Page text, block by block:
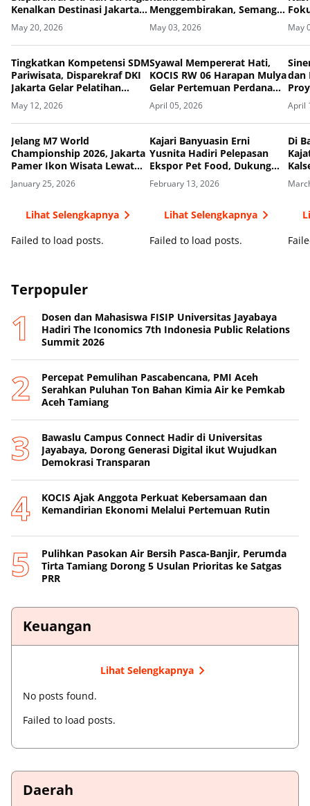
Kenalkan Destinasi Jakarta
melalui Familiarization Trip
PCO Malaysia, Singapura dan
Hongkong
May 20, 2026
Tingkatkan Kompetensi SDM
Pariwisata, Disparekraf DKI
Jakarta Gelar Pelatihan
Pramuwisata Madya 2026
May 12, 2026
Jelang M7 World
Championship 2026, Jakarta
Pamer Ikon Wisata Lewat
Fam Trip
January 25, 2026
Lihat Selengkapnya
Failed to load posts.
Menggembirakan, Semangat
Silaturahmi Tak Pernah
Pudar
May 03, 2026
Syawal Mempererat Hati,
KOCIS RW 06 Harapan Mulya
Gelar Pertemuan Perdana
dan Halal Bihalal Pasca Idul
Fitri 1447 H
April 05, 2026
Kajari Banyuasin Erni
Yusnita Hadiri Pelepasan
Ekspor Pet Food, Dukung
Peningkatan Ekonomi
Daerah
February 13, 2026
Lihat Selengkapnya
Failed to load posts.
May
dan
April
Di
Terpopuler
Dosen dan Mahasiswa FISIP Universitas Jayabaya
Hadiri The Iconomics 7th Indonesia Public Relations
Summit 2026
Percepat Pemulihan Pascabencana, PMI Aceh
Serahkan Puluhan Ton Bahan Kimia Air ke Pemkab
Aceh Tamiang
Bawaslu Campus Connect Hadir di Universitas
Jayabaya, Dorong Generasi Digital ikut Wujudkan
Demokrasi Transparan
KOCIS Ajak Anggota Perkuat Kebersamaan dan
Kemandirian Ekonomi Melalui Pertemuan Rutin
Pulihkan Pasokan Air Bersih Pasca-Banjir, Perumda
Tirta Tamiang Dorong 5 Usulan Prioritas ke Satgas
PRR
Keuangan
Lihat Selengkapnya
No posts found.
Failed to load posts.
Daerah